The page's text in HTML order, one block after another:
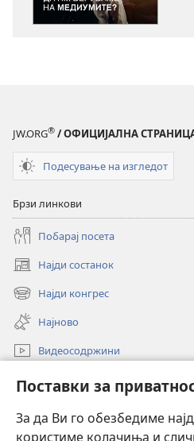
Поставки за
За да Ви го обезбедиме
користиме колачиња и
JW.ORG® / ОФИЦИЈАЛНА
Подесување на изгледот
Брзи линкови
Побарај посета
Најди состанок
(opens
new
window)
Најди конгрес
(opens
new
window)
Најново
Видеосодржини